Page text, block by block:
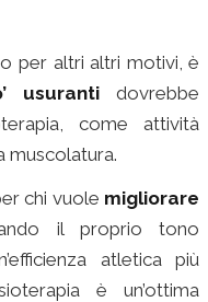
per altri altri motivi, è
usuranti dovrebbe
come attività
muscolatura.
chi vuole migliorare
il proprio tono
atletica più
è un’ottima